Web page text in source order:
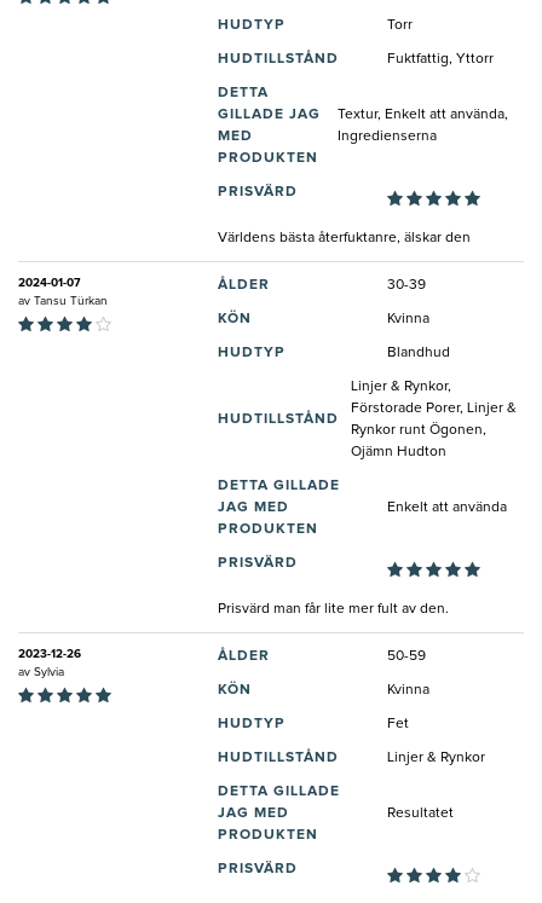
HUDTYP Torr
HUDTILLSTÅND Fuktfattig, Yttorr
DETTA
GILLADE JAG
MED
PRODUKTEN
Textur, Enkelt att använda,
Ingredienserna
PRISVÄRD
Världens bästa återfuktanre, älskar den
2024-01-07
av Tansu Türkan
ÅLDER 30-39
KÖN Kvinna
HUDTYP Blandhud
HUDTILLSTÅND
Linjer & Rynkor,
Förstorade Porer, Linjer &
Rynkor runt Ögonen,
Ojämn Hudton
DETTA GILLADE
JAG MED
PRODUKTEN
Enkelt att använda
PRISVÄRD
Prisvärd man får lite mer fult av den.
2023-12-26
av Sylvia
ÅLDER 50-59
KÖN Kvinna
HUDTYP Fet
HUDTILLSTÅND Linjer & Rynkor
DETTA GILLADE
JAG MED
PRODUKTEN
Resultatet
PRISVÄRD